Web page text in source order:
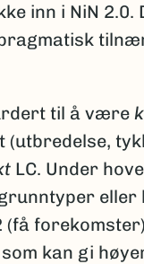
inn i NiN
til å være
LC. Under
eller
kan gi